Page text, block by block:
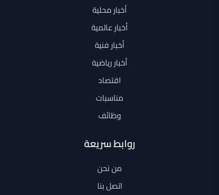
أخبار محلية
أخبار عالمية
أخبار فنية
أخبار رياضية
اقتصاد
مناسبات
وظائف
روابط سريعة
من نحن
اتصل بنا